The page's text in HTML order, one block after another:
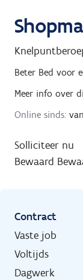
n
a
a
Beter Bed voor
Meer info over
Online sinds:
Solliciteer nu
Bewaard
Contract
Vaste job
Voltijds
Dagwerk